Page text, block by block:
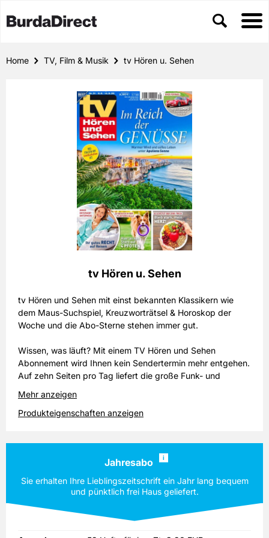
Home TV, Film & Musik tv Hören u. Sehen
tv Hören u. Sehen
tv Hören und Sehen mit einst bekannten Klassikern wie
dem Maus-Suchspiel, Kreuzworträtsel & Horoskop der
Woche und die Abo-Sterne stehen immer gut.
Wissen, was läuft? Mit einem TV Hören und Sehen
Abonnement wird Ihnen kein Sendertermin mehr entgehen.
Auf zehn Seiten pro Tag liefert die große Funk- und
Programminhalte deutscher Radio- und Fernsehsender,
inklusive Filmtipps mit Kritiken und Bewertungen. Farblich
schnelle Sieben-Tage-Übersicht. Den Leseteil der Abo-
Zeitschrift füllen spannende Hintergrundgeschichten zu
Film- und Fernsehproduktionen, Serienstars und TV-Shows
sowie interessante Reportagen prominenter Autoren und
Gesundheit, Finanzen oder Tiere. Ein Rätselteil, Cartoons
Mehr anzeigen
Produkteigenschaften anzeigen
Jahresabo i
Sie erhalten Ihre Lieblingszeitschrift ein Jahr lang bequem
und pünktlich frei Haus geliefert.